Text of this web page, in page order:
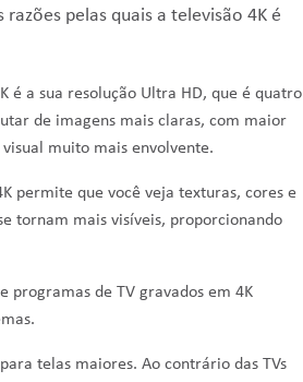
pelas quais a televisão 4K é
é a sua resolução Ultra HD, que é quatro
de imagens mais claras, com maior
muito mais envolvente.
permite que você veja texturas, cores e
tornam mais visíveis, proporcionando
programas de TV gravados em 4K
telas maiores. Ao contrário das TVs